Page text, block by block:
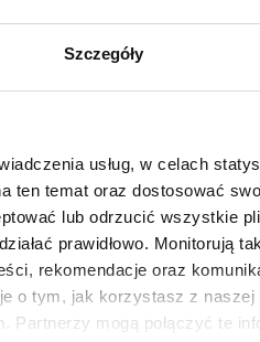
Szczegóły
usług, w celach
ten temat oraz dostosować
lub odrzucić wszystkie
prawidłowo. Monitorują
rekomendacje oraz
o tym, jak korzystasz z
Partnerzy mogą połączyć te